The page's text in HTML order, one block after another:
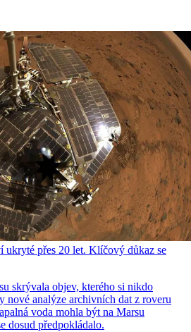
ukryté přes 20 let. Klíčový důkaz se
skrývala objev, kterého si nikdo
nové analýze archivních dat z roveru
voda mohla být na Marsu
dosud předpokládalo.